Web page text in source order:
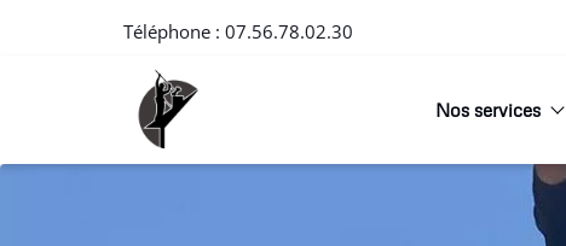
Téléphone : 07.56.78.02.30
Nos services